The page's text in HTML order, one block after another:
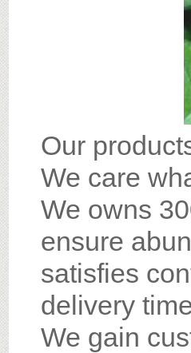
Our
We care
We owns
ensure
satisfies
delivery
We gain